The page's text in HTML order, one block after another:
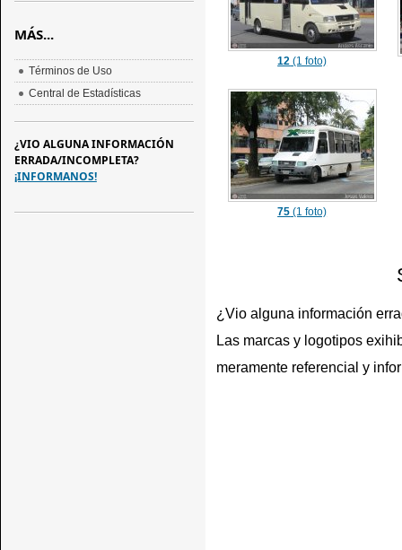
12 (1 foto)
75 (1 foto)
¿Vio alguna información
Las marcas y logotipos
meramente referencial y
MÁS...
Términos de Uso
Central de Estadísticas
¿VIO ALGUNA INFORMACIÓN
ERRADA/INCOMPLETA?
¡INFORMANOS!